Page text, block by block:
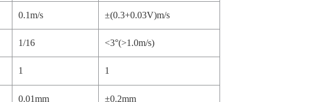
0.1m/s ±(0.3+0.03V)m/s
1/16 <3°(>1.0m/s)
1 1
0.01mm ±0.2mm